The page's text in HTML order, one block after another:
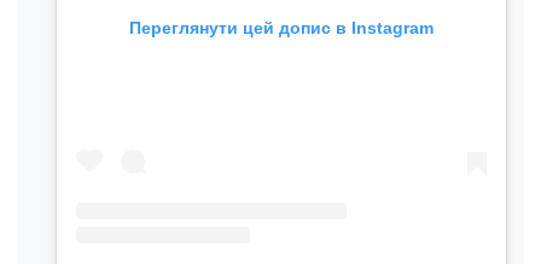
Переглянути цей допис в Instagram